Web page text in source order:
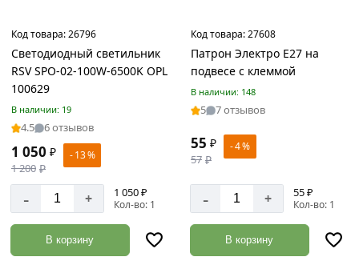
Уголок
металлический
Товаров
по
акции:
14
Швеллер
Товаров
по
акции:
Двутавровая
балка
Код товара:26796
Светодиодный светильник
RSV SPO-02-100W-6500K OPL
100629
В наличии: 19
4.5 6 отзывов
1 050 ₽
1 200 ₽
- 13 %
- + 1 050 ₽
Кол-во: 1
В корзину
Код товара:27608
Патрон Электро Е27 на
подвесе с клеммой
В наличии: 148
5 7 отзывов
55 ₽
57 ₽
- 4 %
- + 55 ₽
Кол-во: 1
В корзину